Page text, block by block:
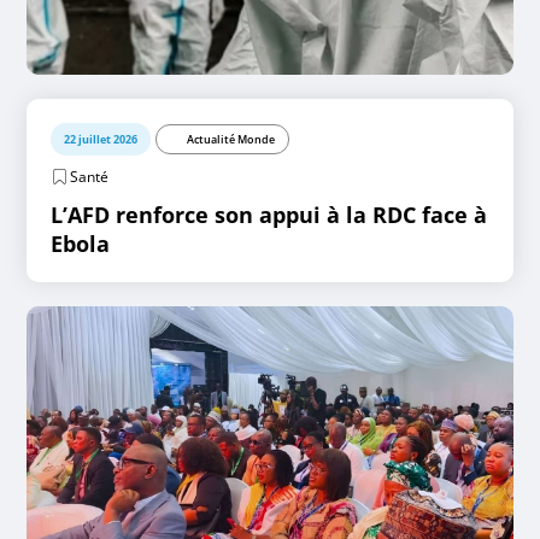
22 juillet 2026 Actualité Monde
Santé
L’AFD renforce son appui à la RDC face à
Ebola